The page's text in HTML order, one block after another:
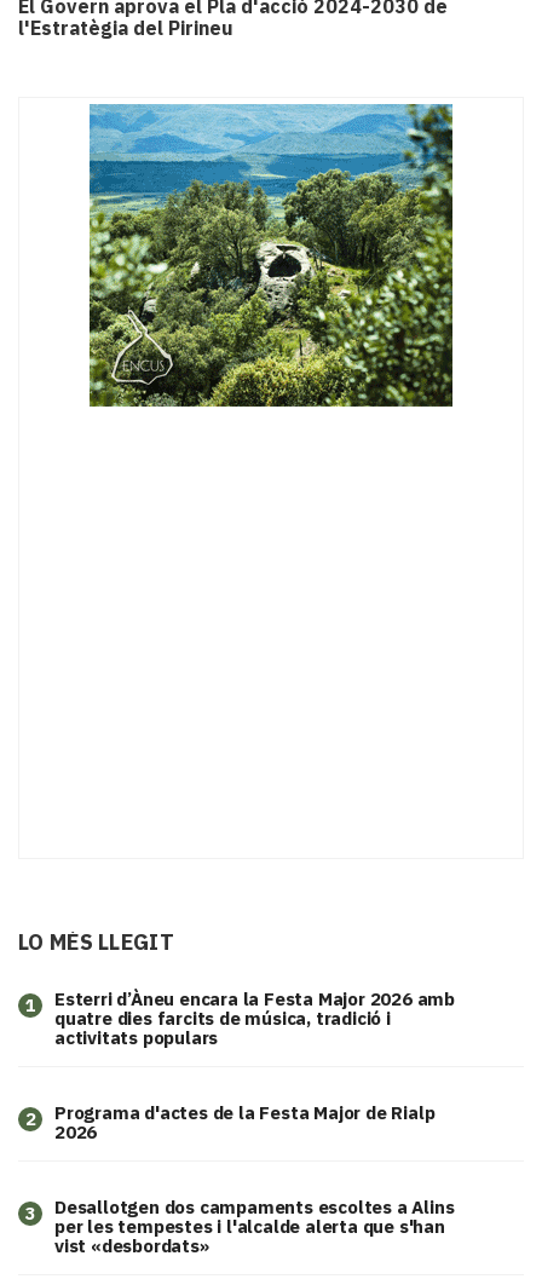
El Govern aprova el Pla d'acció 2024-2030 de
l'Estratègia del Pirineu
LO MÉS LLEGIT
1
Esterri d’Àneu encara la Festa Major 2026 amb
quatre dies farcits de música, tradició i
activitats populars
2
Programa d'actes de la Festa Major de Rialp
2026
3
​Desallotgen dos campaments escoltes a Alins
per les tempestes i l'alcalde alerta que s'han
vist «desbordats»